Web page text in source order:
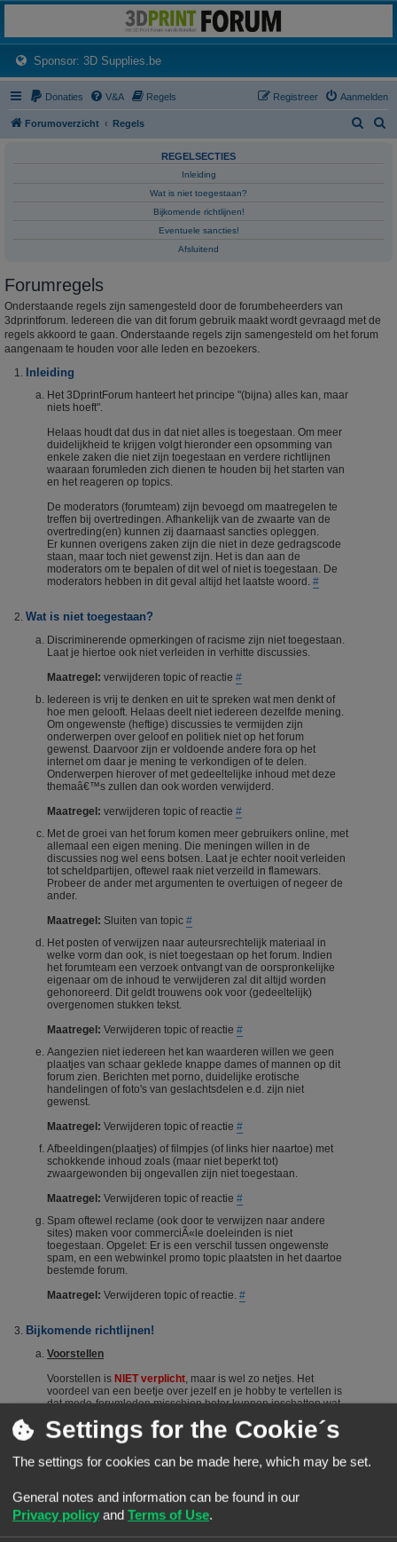
Het 3D print forum van de Benelux na de sluiting van 3dprintforum.nl
Sponsor: 3D Supplies.be(Opens a new tab)
Donaties V&A Regels Aanmelden
Registreer
Forumoverzicht Regels
e
REGELSECTIES
Inleiding
Wat is niet toegestaan?
Bijkomende richtlijnen!
Eventuele sancties!
Afsluitend
Forumregels
Onderstaande regels zijn samengesteld door de forumbeheerders van
3dprintforum. Iedereen die van dit forum gebruik maakt wordt gevraagd met de
regels akkoord te gaan. Onderstaande regels zijn samengesteld om het forum
aangenaam te houden voor alle leden en bezoekers.
Inleiding
Het 3DprintForum hanteert het principe "(bijna) alles kan, maar
niets hoeft".
Helaas houdt dat dus in dat niet alles is toegestaan. Om meer
duidelijkheid te krijgen volgt hieronder een opsomming van
enkele zaken die niet zijn toegestaan en verdere richtlijnen
waaraan forumleden zich dienen te houden bij het starten van
en het reageren op topics.
De moderators (forumteam) zijn bevoegd om maatregelen te
treffen bij overtredingen. Afhankelijk van de zwaarte van de
overtreding(en) kunnen zij daarnaast sancties opleggen.
Er kunnen overigens zaken zijn die niet in deze gedragscode
staan, maar toch niet gewenst zijn. Het is dan aan de
moderators om te bepalen of dit wel of niet is toegestaan. De
moderators hebben in dit geval altijd het laatste woord. #
Wat is niet toegestaan?
Discriminerende opmerkingen of racisme zijn niet toegestaan.
Laat je hiertoe ook niet verleiden in verhitte discussies.
Maatregel: verwijderen topic of reactie #
Iedereen is vrij te denken en uit te spreken wat men denkt of
hoe men gelooft. Helaas deelt niet iedereen dezelfde mening.
Om ongewenste (heftige) discussies te vermijden zijn
onderwerpen over geloof en politiek niet op het forum
gewenst. Daarvoor zijn er voldoende andere fora op het
internet om daar je mening te verkondigen of te delen.
Onderwerpen hierover of met gedeeltelijke inhoud met deze
themaâ€™s zullen dan ook worden verwijderd.
Maatregel: verwijderen topic of reactie #
Met de groei van het forum komen meer gebruikers online, met
allemaal een eigen mening. Die meningen willen in de
discussies nog wel eens botsen. Laat je echter nooit verleiden
tot scheldpartijen, oftewel raak niet verzeild in flamewars.
Probeer de ander met argumenten te overtuigen of negeer de
ander.
Maatregel: Sluiten van topic #
Het posten of verwijzen naar auteursrechtelijk materiaal in
welke vorm dan ook, is niet toegestaan op het forum. Indien
het forumteam een verzoek ontvangt van de oorspronkelijke
eigenaar om de inhoud te verwijderen zal dit altijd worden
gehonoreerd. Dit geldt trouwens ook voor (gedeeltelijk)
overgenomen stukken tekst.
Maatregel: Verwijderen topic of reactie #
Aangezien niet iedereen het kan waarderen willen we geen
plaatjes van schaar geklede knappe dames of mannen op dit
forum zien. Berichten met porno, duidelijke erotische
handelingen of foto's van geslachtsdelen e.d. zijn niet
gewenst.
Maatregel: Verwijderen topic of reactie #
Afbeeldingen(plaatjes) of filmpjes (of links hier naartoe) met
schokkende inhoud zoals (maar niet beperkt tot)
zwaargewonden bij ongevallen zijn niet toegestaan.
Maatregel: Verwijderen topic of reactie #
Spam oftewel reclame (ook door te verwijzen naar andere
sites) maken voor commerciÃ«le doeleinden is niet
toegestaan. Opgelet: Er is een verschil tussen ongewenste
spam, en een webwinkel promo topic plaatsten in het daartoe
bestemde forum.
Maatregel: Verwijderen topic of reactie. #
Bijkomende richtlijnen!
Voorstellen
Voorstellen is NIET verplicht , maar is wel zo netjes. Het
voordeel van een beetje over jezelf en je hobby te vertellen is
dat mede-forumleden misschien beter kunnen inschatten wat
Het voorstellen wordt dus vanuit het Forumteam wel
gestimuleerd maar niet verplicht. Echter, het is niet toegestaan
zich voor te stellen. Berichten die suggereren dat iemand zich
overtreden van deze regel kan een (tijdelijke) ban het gevolg
zijn.#
De zoekfunctie
Settings for the Cookie´s
The settings for cookies can be made here, which may be set.
General notes and information can be found in our
Privacy policy and Terms of Use.